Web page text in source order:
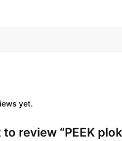
yet.
review “PEEK